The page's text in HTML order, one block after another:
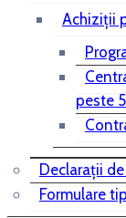
Achiziţii
peste
Declarații
Formulare tip